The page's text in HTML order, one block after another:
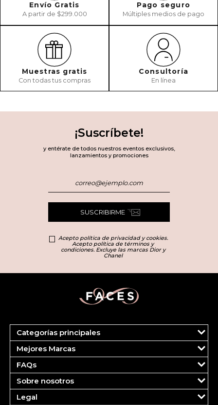
Envío Gratis
A partir de $299.000
Pago seguro
Múltiples medios de pago
Muestras gratis
Con todas tus compras
Consultoría
En línea
¡Suscríbete!
y entérate de todos nuestros eventos exclusivos,
lanzamientos y promociones
SUSCRIBIRME
Acepto política de privacidad y cookies.
Acepto política de términos y
condiciones. Excluye las marcas Dior y
Chanel
Categorías principales
Marcas
Dior
Más Vendidos
Fragancias
Maquillaje
Cuidado del Rostro
Cuidado Corporal
Mejores Marcas
Clinique
Estee Lauder
Carolina Herrera
Ver todas las marcas
FAQs
Tu cuenta
Pedidos
FAQS
Pagos
Sobre nosotros
¿Quiénes somos?
Contáctanos
Legal